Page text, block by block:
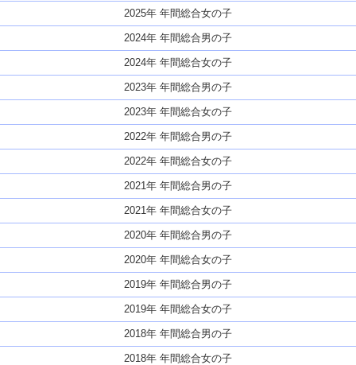
2025年 年間総合女の子
2024年 年間総合男の子
2024年 年間総合女の子
2023年 年間総合男の子
2023年 年間総合女の子
2022年 年間総合男の子
2022年 年間総合女の子
2021年 年間総合男の子
2021年 年間総合女の子
2020年 年間総合男の子
2020年 年間総合女の子
2019年 年間総合男の子
2019年 年間総合女の子
2018年 年間総合男の子
2018年 年間総合女の子